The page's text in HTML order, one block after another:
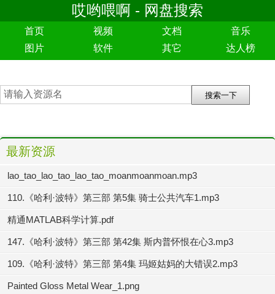
哎哟喂啊 - 网盘搜索
首页 视频 文档
音乐
图片
软件 其它 达人榜
最新资源
lao_tao_lao_tao_lao_tao_moanmoanmoan.mp3
110.《哈利·波特》第三部 第5集 骑士公共汽车1.mp3
精通MATLAB科学计算.pdf
147.《哈利·波特》第三部 第42集 斯内普怀恨在心3.mp3
109.《哈利·波特》第三部 第4集 玛姬姑妈的大错误2.mp3
Painted Gloss Metal Wear_1.png